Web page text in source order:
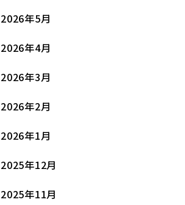
2026年5月
2026年4月
2026年3月
2026年2月
2026年1月
2025年12月
2025年11月